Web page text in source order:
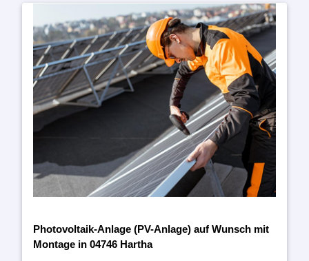
Photovoltaik-Anlage (PV-Anlage) auf Wunsch mit
Montage in 04746 Hartha